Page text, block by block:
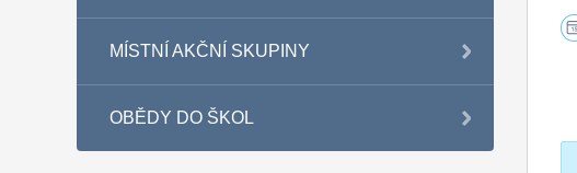
MÍSTNÍ AKČNÍ SKUPINY
OBĚDY DO ŠKOL